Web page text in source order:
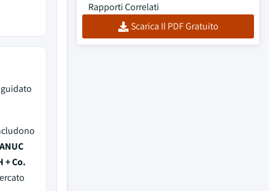
+ Co.
Rapporti Correlati
Scarica Il PDF Gratuito